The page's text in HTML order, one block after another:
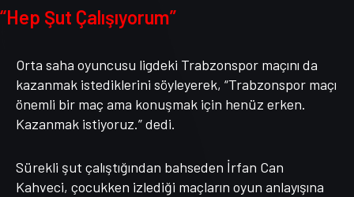
“Hep Şut Çalışıyorum”
Orta saha oyuncusu ligdeki Trabzonspor maçını da
kazanmak istediklerini söyleyerek, “Trabzonspor maçı
önemli bir maç ama konuşmak için henüz erken.
Kazanmak istiyoruz.” dedi.
Sürekli şut çalıştığından bahseden İrfan Can
Kahveci, çocukken izlediği maçların oyun anlayışına